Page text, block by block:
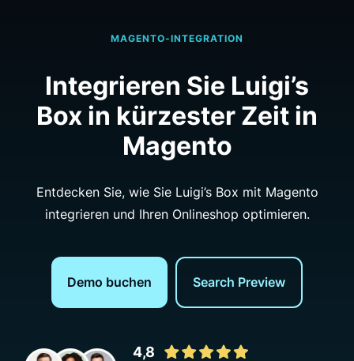
MAGENTO-INTEGRATION
Integrieren Sie Luigi’s
Box in kürzester Zeit in
Magento
Entdecken Sie, wie Sie Luigi’s Box mit Magento
integrieren und Ihren Onlineshop optimieren.
Demo buchen Search Preview
4,8